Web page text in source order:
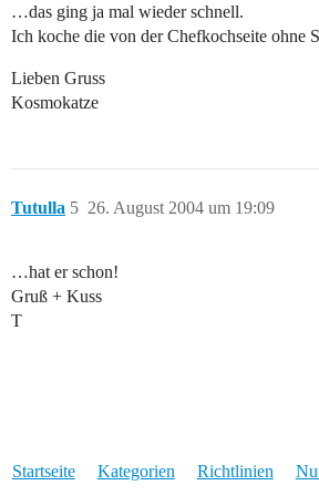
…das ging ja mal wieder schnell.
Ich koche die von der Chefkochseite ohne
Lieben Gruss
Kosmokatze
Tutulla 26. August 2004 um 19:09
5
…hat er schon!
Gruß + Kuss
T
Startseite Kategorien Richtlinien